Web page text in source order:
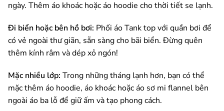
ngày. Thêm áo khoác hoặc áo hoodie cho thời tiết se lạnh.
Đi biển hoặc bên hồ bơi: Phối áo Tank top với quần bơi để
có vẻ ngoài thư giãn, sẵn sàng cho bãi biển. Đừng quên
thêm kính râm và dép xỏ ngón!
Mặc nhiều lớp: Trong những tháng lạnh hơn, bạn có thể
mặc thêm áo hoodie, áo khoác hoặc áo sơ mi flannel bên
ngoài áo ba lỗ để giữ ấm và tạo phong cách.